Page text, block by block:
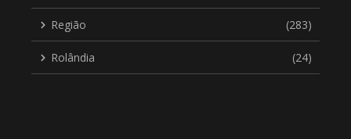
Região (283)
Rolândia (24)